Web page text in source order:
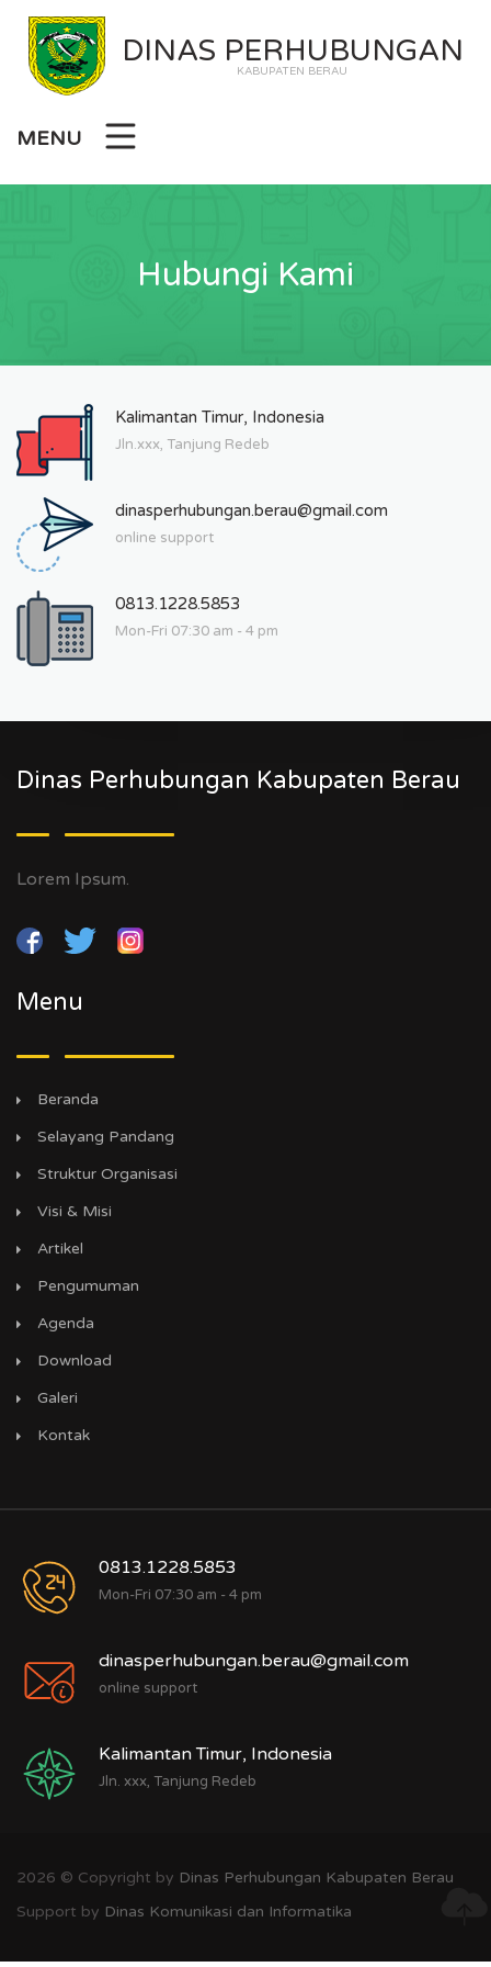
DINAS PERHUBUNGAN
KABUPATEN BERAU
MENU
Hubungi Kami
Kalimantan Timur, Indonesia
Jln.xxx, Tanjung Redeb
dinasperhubungan.berau@gmail.com
online support
0813.1228.5853
Mon-Fri 07:30 am - 4 pm
Dinas Perhubungan Kabupaten Berau
Lorem Ipsum.
Menu
Beranda
Selayang Pandang
Struktur Organisasi
Visi & Misi
Artikel
Pengumuman
Agenda
Download
Galeri
Kontak
0813.1228.5853
Mon-Fri 07:30 am - 4 pm
dinasperhubungan.berau@gmail.com
online support
Kalimantan Timur, Indonesia
Jln. xxx, Tanjung Redeb
2026 © Copyright by Dinas Perhubungan Kabupaten Berau
Support by Dinas Komunikasi dan Informatika